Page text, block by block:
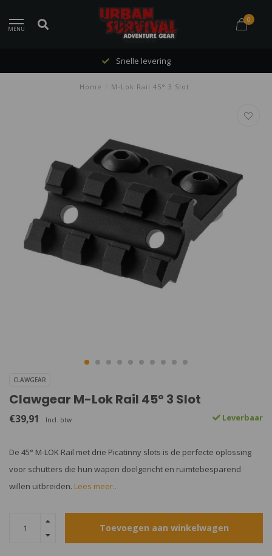
MENU
0
Snelle levering
Home M-Lok Rail 45° 3 Slot
CLAWGEAR
Clawgear M-Lok Rail 45° 3 Slot
€39,91 Incl. btw Leverbaar
De 45° M-LOK Rail met drie Picatinny slots is de perfecte oplossing
voor schutters die hun wapen doelgericht en ruimtebesparend
willen uitbreiden. Lees meer..
Toevoegen aan winkelwagen